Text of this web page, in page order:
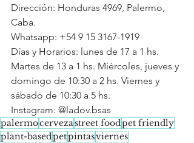
Dirección: Honduras 4969, Palermo,
Caba.
Whatsapp: +54 9 15 3167-1919
Días y Horarios: lunes de 17 a 1 hs.
Martes de 13 a 1 hs. Miércoles, jueves y
domingo de 10:30 a 2 hs. Viernes y
sábado de 10:30 a 5 hs.
Instagram: @ladov.bsas
palermocervezastreet foodpet friendly
plant-basedpetpintasviernes